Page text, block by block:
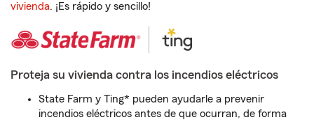
vivienda. ¡Es rápido y sencillo!
Proteja su vivienda contra los incendios eléctricos
State Farm y Ting* pueden ayudarle a prevenir
incendios eléctricos antes de que ocurran, de forma